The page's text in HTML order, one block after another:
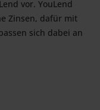
vor. YouLend
Zinsen, dafür mit
sich dabei an